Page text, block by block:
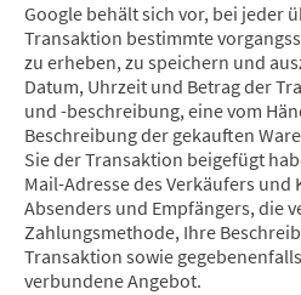
Google behält sich vor, bei jeder
Transaktion bestimmte
zu erheben, zu speichern und
Datum, Uhrzeit und Betrag der
und -beschreibung, eine vom
Beschreibung der gekauften
Sie der Transaktion beigefügt
Mail-Adresse des Verkäufers und
Absenders und Empfängers, die
Zahlungsmethode, Ihre
Transaktion sowie
verbundene Angebot.